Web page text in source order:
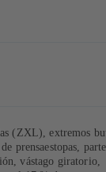
(ZXL), extremos
prensaestopas, parte
vástago giratorio,